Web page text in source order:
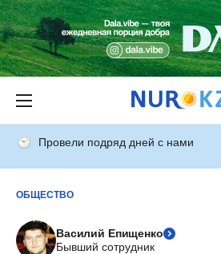
Провели подряд дней с нами
ОБЩЕСТВО
Василий Епищенко
Бывший сотрудник